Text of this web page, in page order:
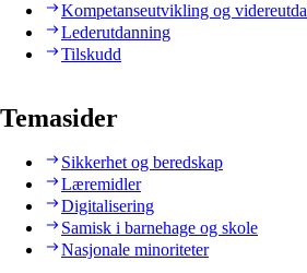
Kompetanseutvikling og
Lederutdanning
Tilskudd
Temasider
Sikkerhet og beredskap
Læremidler
Digitalisering
Samisk i barnehage og skole
Nasjonale minoriteter